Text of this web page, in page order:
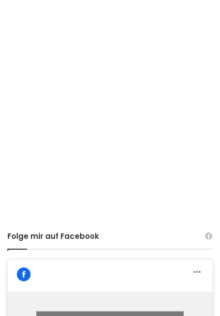
Folge mir auf Facebook